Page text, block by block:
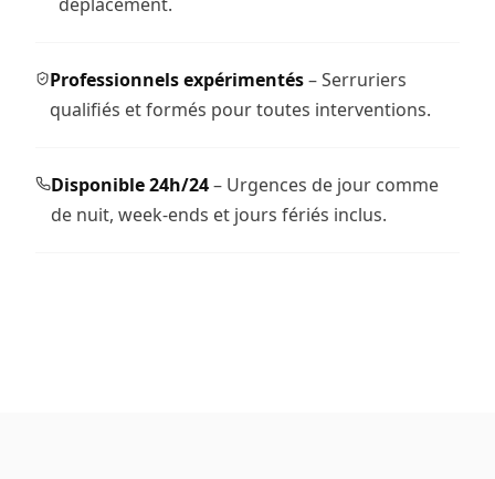
Professionnels expérimentés– Serruriers
qualifiés et formés pour toutes interventions.
Disponible 24h/24– Urgences de jour comme
de nuit, week-ends et jours fériés inclus.